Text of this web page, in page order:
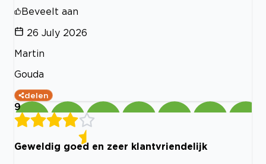
Beveelt aan
26 July 2026
Martin
Gouda
delen
9
Geweldig goed en zeer klantvriendelijk